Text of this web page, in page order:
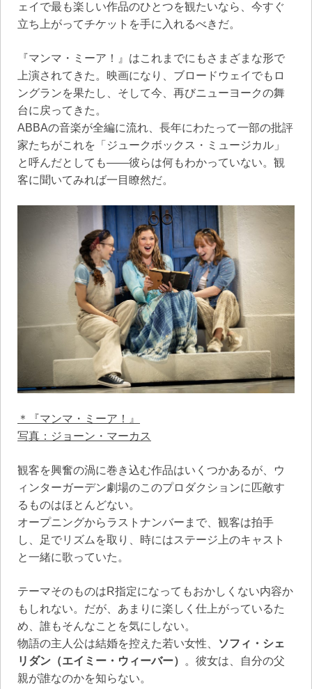
ェイで最も楽しい作品のひとつを観たいなら、今すぐ
立ち上がってチケットを手に入れるべきだ。
『マンマ・ミーア！』はこれまでにもさまざまな形で
上演されてきた。映画になり、ブロードウェイでもロ
ングランを果たし、そして今、再びニューヨークの舞
台に戻ってきた。
ABBAの音楽が全編に流れ、長年にわたって一部の批評
家たちがこれを「ジュークボックス・ミュージカル」
と呼んだとしても――彼らは何もわかっていない。観
客に聞いてみれば一目瞭然だ。
＊『マンマ・ミーア！』
写真：ジョーン・マーカス
観客を興奮の渦に巻き込む作品はいくつかあるが、ウ
ィンターガーデン劇場のこのプロダクションに匹敵す
るものはほとんどない。
オープニングからラストナンバーまで、観客は拍手
し、足でリズムを取り、時にはステージ上のキャスト
と一緒に歌っていた。
テーマそのものはR指定になってもおかしくない内容か
もしれない。だが、あまりに楽しく仕上がっているた
め、誰もそんなことを気にしない。
物語の主人公は結婚を控えた若い女性、
ソフィ・シェ
リダン（エイミー・ウィーバー）
。彼女は、自分の父
親が誰なのかを知らない。